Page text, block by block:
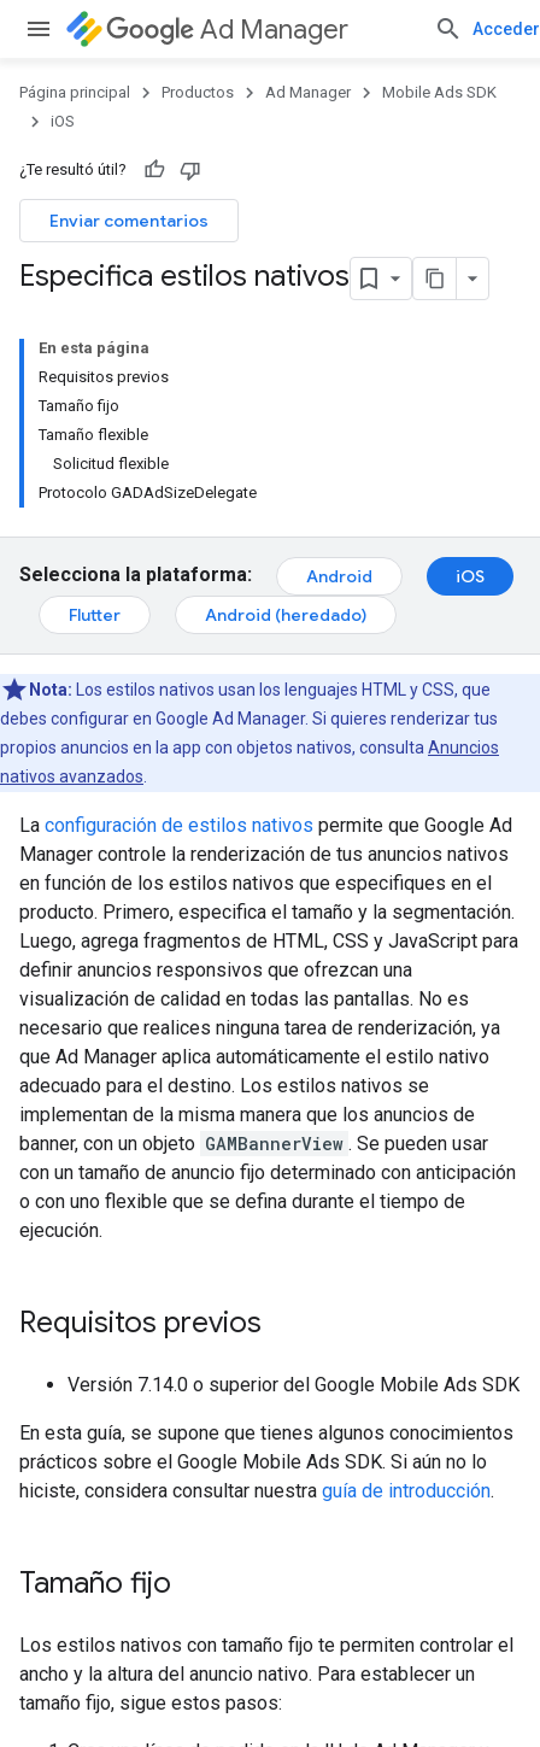
Ad Manager Acceder
Página principal Productos Ad Manager
Mobile Ads SDK
iOS
¿Te resultó útil?
Enviar comentarios
Especifica estilos nativos
En esta página
Requisitos previos
Tamaño fijo
Tamaño flexible
Solicitud flexible
Protocolo GADAdSizeDelegate
Selecciona la plataforma: Android
iOS
Flutter
Android (heredado)
Nota: Los estilos nativos usan los lenguajes HTML y CSS, que
debes configurar en Google Ad Manager. Si quieres renderizar tus
propios anuncios en la app con objetos nativos, consulta Anuncios
nativos avanzados
La configuración de estilos nativos permite que Google Ad
Manager controle la renderización de tus anuncios nativos
en función de los estilos nativos que especifiques en el
producto. Primero, especifica el tamaño y la segmentación.
Luego, agrega fragmentos de HTML, CSS y JavaScript para
definir anuncios responsivos que ofrezcan una
visualización de calidad en todas las pantallas. No es
necesario que realices ninguna tarea de renderización, ya
que Ad Manager aplica automáticamente el estilo nativo
adecuado para el destino. Los estilos nativos se
implementan de la misma manera que los anuncios de
banner, con un objeto GAMBannerView . Se pueden usar
con un tamaño de anuncio fijo determinado con anticipación
o con uno flexible que se defina durante el tiempo de
ejecución.
Requisitos previos
Versión 7.14.0 o superior del Google Mobile Ads SDK
En esta guía, se supone que tienes algunos conocimientos
prácticos sobre el Google Mobile Ads SDK. Si aún no lo
hiciste, considera consultar nuestra guía de introducción.
Tamaño fijo
Los estilos nativos con tamaño fijo te permiten controlar el
ancho y la altura del anuncio nativo. Para establecer un
tamaño fijo, sigue estos pasos: